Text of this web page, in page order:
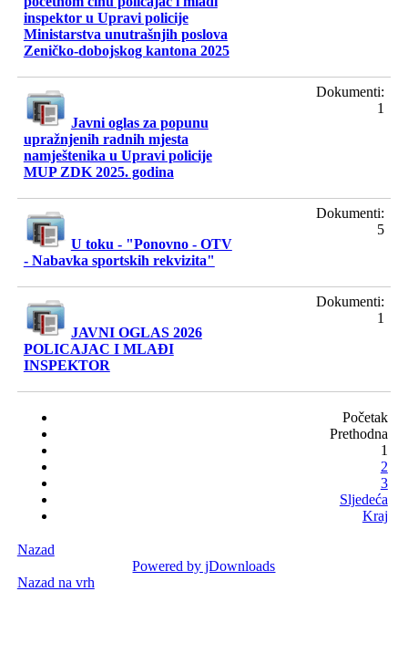
inspektor u Upravi policije
Ministarstva unutrašnjih poslova
Zeničko-dobojskog kantona 2025
Javni oglas za popunu
upražnjenih radnih mjesta
namještenika u Upravi policije
MUP ZDK 2025. godina
Dokumenti:
1
U toku - "Ponovno - OTV
- Nabavka sportskih rekvizita"
Dokumenti:
5
JAVNI OGLAS 2026
POLICAJAC I MLAĐI
INSPEKTOR
Dokumenti:
1
Početak
Prethodna
1
2
3
Sljedeća
Kraj
Nazad
Powered by jDownloads
Nazad na vrh